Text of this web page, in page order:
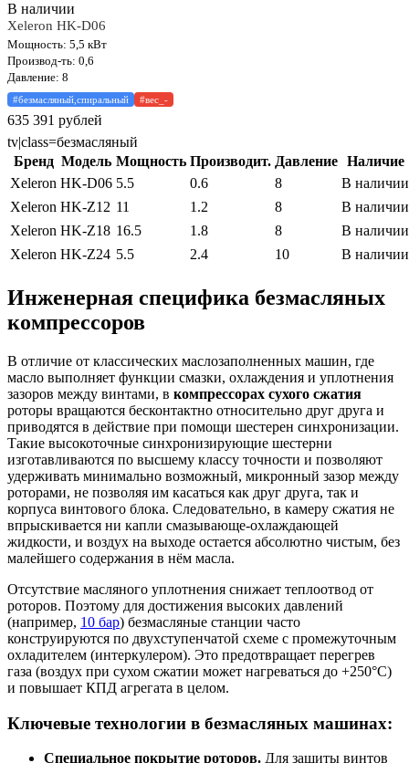
В наличии
Xeleron HK-D06
Мощность: 5,5 кВт
Производ-ть: 0,6
Давление: 8
#безмасляный,спиральный #вес_-
635 391 рублей
tv|class=безмасляный
Бренд Модель Мощность Производит. Давление Наличие
Xeleron HK-D06 5.5 0.6 8
В наличии
Xeleron HK-Z12 11 1.2 8
В наличии
Xeleron HK-Z18 16.5 1.8 8
В наличии
Xeleron HK-Z24 5.5 2.4 10 В наличии
Инженерная специфика безмасляных
компрессоров
В отличие от классических маслозаполненных машин, где
масло выполняет функции смазки, охлаждения и уплотнения
зазоров между винтами, в компрессорах сухого сжатия
роторы вращаются бесконтактно относительно друг друга и
приводятся в действие при помощи шестерен синхронизации.
Такие высокоточные синхронизирующие шестерни
изготавливаются по высшему классу точности и позволяют
удерживать минимально возможный, микронный зазор между
роторами, не позволяя им касаться как друг друга, так и
корпуса винтового блока. Следовательно, в камеру сжатия не
впрыскивается ни капли смазывающе-охлаждающей
жидкости, и воздух на выходе остается абсолютно чистым, без
малейшего содержания в нём масла.
Отсутствие масляного уплотнения снижает теплоотвод от
роторов. Поэтому для достижения высоких давлений
(например, 10 бар) безмасляные станции часто
конструируются по двухступенчатой схеме с промежуточным
охладителем (интеркулером). Это предотвращает перегрев
газа (воздух при сухом сжатии может нагреваться до +250°C)
и повышает КПД агрегата в целом.
Ключевые технологии в безмасляных машинах:
Специальное покрытие роторов. Для защиты винтов